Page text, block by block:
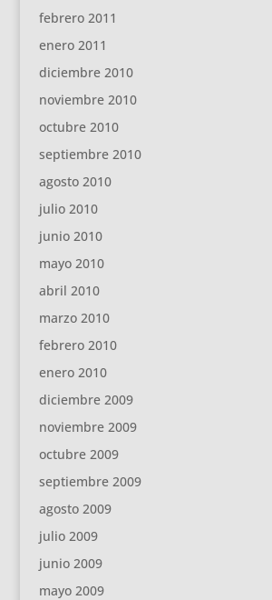
febrero 2011
enero 2011
diciembre 2010
noviembre 2010
octubre 2010
septiembre 2010
agosto 2010
julio 2010
junio 2010
mayo 2010
abril 2010
marzo 2010
febrero 2010
enero 2010
diciembre 2009
noviembre 2009
octubre 2009
septiembre 2009
agosto 2009
julio 2009
junio 2009
mayo 2009